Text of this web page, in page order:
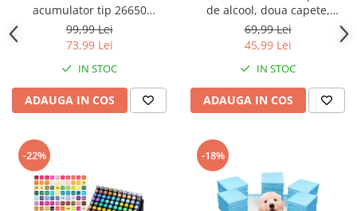
acumulator tip 26650
3400mAh inclus, USB,
autonomie 8 -18 ore, design
robust, curea pentru mana,
Negru
99,99 Lei
73,99 Lei
IN STOC
ADAUGA IN COS
de alcool, doua capete,
potrivite pentru hartie,
carton, ceramica, lemn, metal
si alte suprafete, geanta
69,99 Lei
45,99 Lei
IN STOC
ADAUGA IN COS
-22% -18%